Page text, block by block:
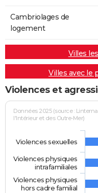
Cambriolages de
logement
Villes
Villes avec le
Violences et
Données 2025 (source :
l'Intérieur et des Outre-Mer)
Violences sexuelles
Violences physiques
intrafamiliales
Violences physiques
hors cadre familial